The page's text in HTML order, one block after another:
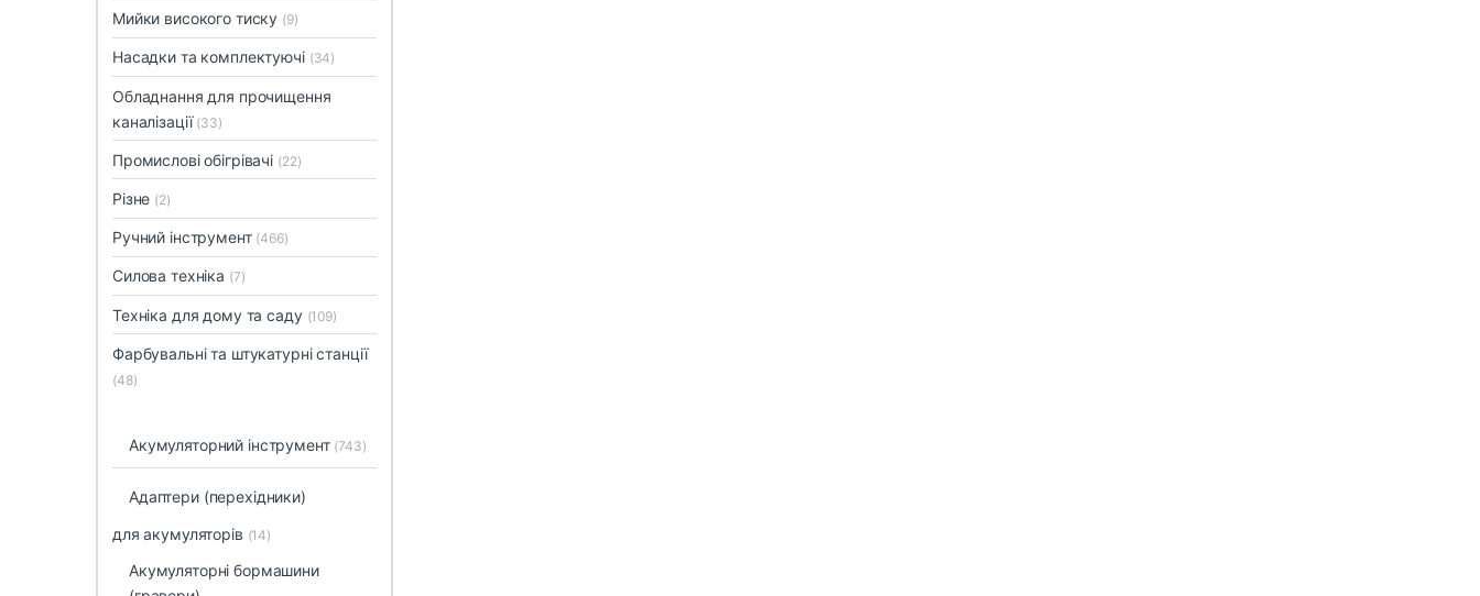
Мийки високого тиску (9)
Насадки та комплектуючі (34)
Обладнання для прочищення
каналізації (33)
Промислові обігрівачі (22)
Різне (2)
Ручний інструмент (466)
Силова техніка (7)
Техніка для дому та саду (109)
Фарбувальні та штукатурні станції
(48)
Акумуляторний інструмент (743)
Адаптери (перехідники)
для акумуляторів (14)
Акумуляторні бормашини